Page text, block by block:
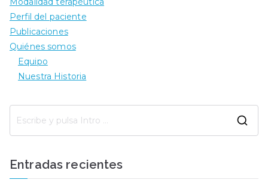
Perfil del paciente
Publicaciones
Quiénes somos
Equipo
Nuestra Historia
Entradas recientes